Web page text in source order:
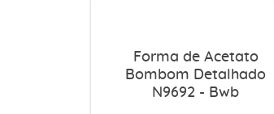
Forma de Acetato
Bombom Detalhado
N9692 - Bwb